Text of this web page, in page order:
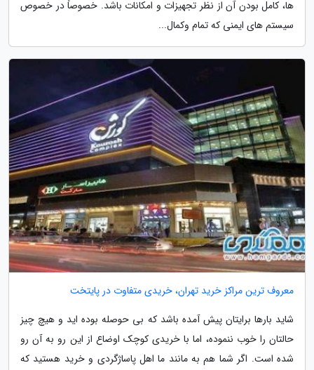
ها، کامل بودن آن از نظر تجهیزات و امکانات باشد. خصوصاً در خصوص
سیستم های ایمنی که تمام وکمال...
معروف ترین مراکز خرید تهران، خریدی متفاوت در پایتخت
شاید بارها برایتان پیش آمده باشد که بی حوصله بوده اید و هیچ چیز
حالتان را خوب ننموده، اما با خریدی کوچک اوضاع از این رو به آن رو
شده است. اگر شما هم به مانند ما اهل پاساژگردی و خرید هستید که